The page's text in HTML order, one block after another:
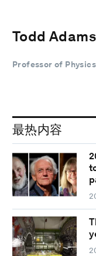
Todd Adams
Professor of
最热内容